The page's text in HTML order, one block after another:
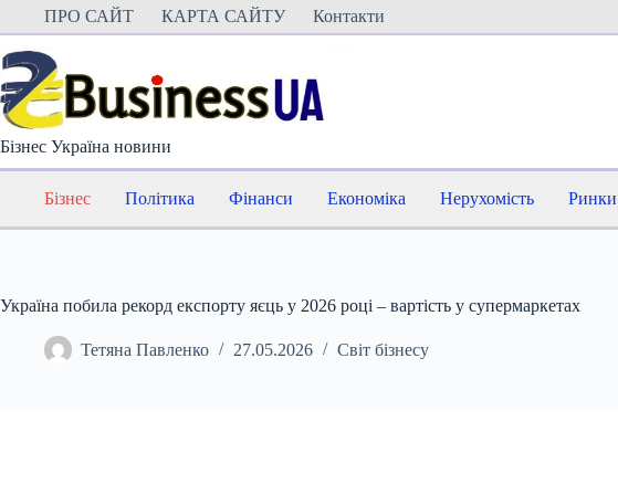
Перейти
вмісту
ПРО САЙТ КАРТА САЙТУ Контакти
Бізнес Україна новини
Бізнес Політика Фінанси Економіка Нерухомість Ринки
Україна побила рекорд експорту яєць у 2026 році – вартість у супермаркетах
Тетяна Павленко 27.05.2026 Світ бізнесу